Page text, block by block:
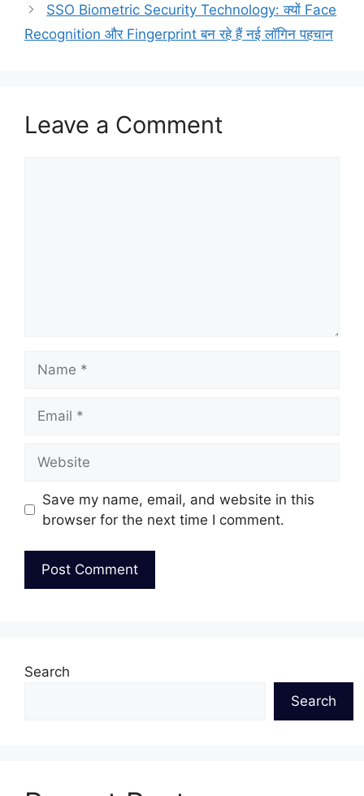
SSO Biometric Security Technology: क्यों Face
Recognition और Fingerprint बन रहे हैं नई लॉगिन पहचान
Leave a Comment
Save my name, email, and website in this
browser for the next time I comment.
Search
Search